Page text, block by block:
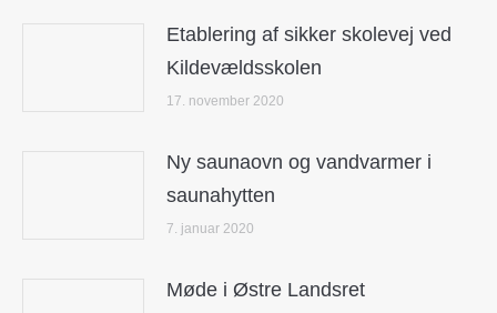
Etablering af sikker skolevej ved
Kildevældsskolen
17. november 2020
Ny saunaovn og vandvarmer i
saunahytten
7. januar 2020
Møde i Østre Landsret